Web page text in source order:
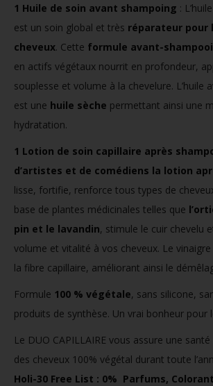
1 Huile de soin avant shampoing :
est un soin global et très réparateur pour
cheveux. Cette formule avant-
en actifs végétaux nourrit en profondeur,
souplesse et volume à la chevelure. L’huile
est une huile sèche permettant ainsi une
hydratation.
1 Lotion de soin capillaire après
d’artistes et de comédiens la lotion
lisse, fortifie, renforce tous types de
base de plantes médicinales telles que
pin et le lavandin, stimule le cuir chevelu
volume et vitalité à vos cheveux. Le
la fibre capillaire, améliorant ainsi le
Formule 100 % végétale, sans silicone,
produits de synthèse. Un vrai bonheur pour
Le DUO CAPILLAIRE vous assure une
des cheveux 100% végétal durant toute
Holi-30 Free List : 0% Parfums,